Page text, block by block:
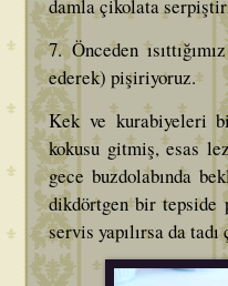
damla çikolata
7. Önceden
ederek) pişiriyoruz.
Kek ve kurabiyeleri
kokusu gitmiş, esas
gece buzdolabında
dikdörtgen bir
servis yapılırsa da